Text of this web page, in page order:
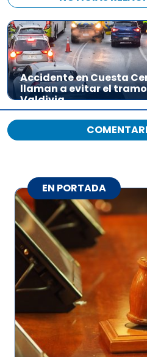
Accidente en Cuesta
llaman a evitar el
Valdivia
EN PORTADA